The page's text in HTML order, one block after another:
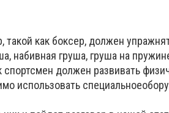
такой как боксер, должен
набивная груша, груша на
спортсмен должен развивать
использовать